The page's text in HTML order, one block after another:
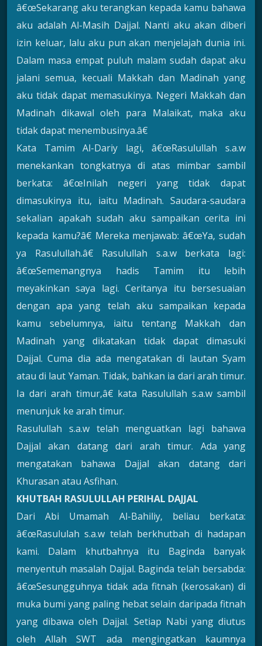
â€œSekarang aku terangkan kepada kamu bahawa
aku adalah Al-Masih Dajjal. Nanti aku akan diberi
izin keluar, lalu aku pun akan menjelajah dunia ini.
Dalam masa empat puluh malam sudah dapat aku
jalani semua, kecuali Makkah dan Madinah yang
aku tidak dapat memasukinya. Negeri Makkah dan
Madinah dikawal oleh para Malaikat, maka aku
tidak dapat menembusinya.â€
Kata Tamim Al-Dariy lagi, â€œRasulullah s.a.w
menekankan tongkatnya di atas mimbar sambil
berkata: â€œInilah negeri yang tidak dapat
dimasukinya itu, iaitu Madinah. Saudara-saudara
sekalian apakah sudah aku sampaikan cerita ini
kepada kamu?â€ Mereka menjawab: â€œYa, sudah
ya Rasulullah.â€ Rasulullah s.a.w berkata lagi:
â€œSememangnya hadis Tamim itu lebih
meyakinkan saya lagi. Ceritanya itu bersesuaian
dengan apa yang telah aku sampaikan kepada
kamu sebelumnya, iaitu tentang Makkah dan
Madinah yang dikatakan tidak dapat dimasuki
Dajjal. Cuma dia ada mengatakan di lautan Syam
atau di laut Yaman. Tidak, bahkan ia dari arah timur.
Ia dari arah timur,â€ kata Rasulullah s.a.w sambil
menunjuk ke arah timur.
Rasulullah s.a.w telah menguatkan lagi bahawa
Dajjal akan datang dari arah timur. Ada yang
mengatakan bahawa Dajjal akan datang dari
Khurasan atau Asfihan.
KHUTBAH RASULULLAH PERIHAL DAJJAL
Dari Abi Umamah Al-Bahiliy, beliau berkata:
â€œRasululah s.a.w telah berkhutbah di hadapan
kami. Dalam khutbahnya itu Baginda banyak
menyentuh masalah Dajjal. Baginda telah bersabda:
â€œSesungguhnya tidak ada fitnah (kerosakan) di
muka bumi yang paling hebat selain daripada fitnah
yang dibawa oleh Dajjal. Setiap Nabi yang diutus
oleh Allah SWT ada mengingatkan kaumnya